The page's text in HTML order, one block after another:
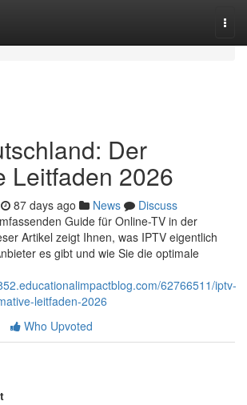
Der
Leitfaden 2026
87 days ago News
Discuss
Guide für Online-TV in der
Artikel zeigt Ihnen, was IPTV eigentlich
es gibt und wie Sie die optimale
62766511/iptv-
leitfaden-2026
Who Upvoted